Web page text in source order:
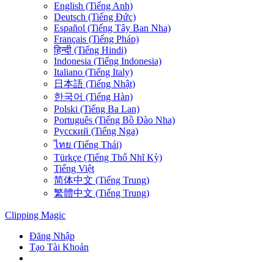
English (Tiếng Anh)
Deutsch (Tiếng Đức)
Español (Tiếng Tây Ban Nha)
Français (Tiếng Pháp)
हिन्दी (Tiếng Hindi)
Indonesia (Tiếng Indonesia)
Italiano (Tiếng Italy)
日本語 (Tiếng Nhật)
한국어 (Tiếng Hàn)
Polski (Tiếng Ba Lan)
Português (Tiếng Bồ Đào Nha)
Русский (Tiếng Nga)
ไทย (Tiếng Thái)
Türkçe (Tiếng Thổ Nhĩ Kỳ)
Tiếng Việt
简体中文 (Tiếng Trung)
繁體中文 (Tiếng Trung)
Clipping Magic
Đăng Nhập
Tạo Tài Khoản